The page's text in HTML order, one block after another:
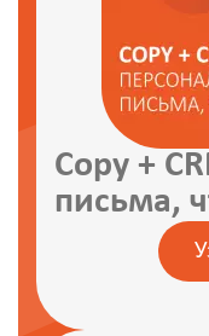
Copy +
письма,